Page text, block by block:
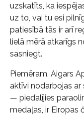
uzskatīts, ka
uz to, vai tu esi
patiesībā tās ir arī
lielā mērā atkarīgs
sasniegt.
Piemēram, Aigars
aktīvi nodarbojas
— piedalījies
medaļas, ir Eiropas